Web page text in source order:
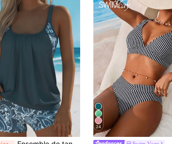
24